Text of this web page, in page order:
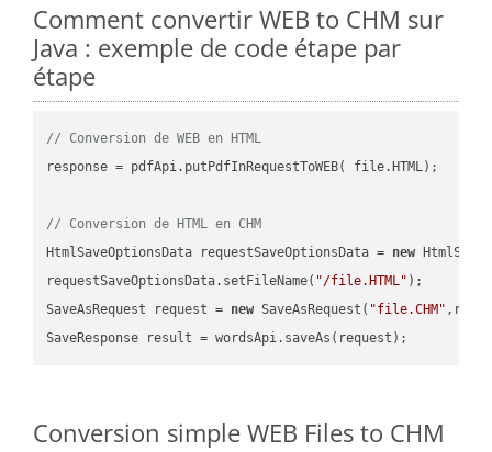
Comment convertir WEB to CHM sur
Java : exemple de code étape par
étape
// Conversion de WEB en HTML
response = pdfApi.putPdfInRequestToWEB( file.HTML);
// Conversion de HTML en CHM
HtmlSaveOptionsData requestSaveOptionsData = new
requestSaveOptionsData.setFileName( "/file.HTML" );
SaveAsRequest request = new SaveAsRequest( "file.CHM"
Conversion simple WEB Files to CHM